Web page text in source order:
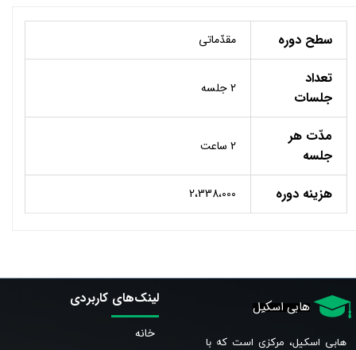
سطح دوره مقدّماتی
تعداد
جلسات
2 جلسه
مدّت هر
جلسه
2 ساعت
هزینه دوره 2،338،000
هابی اسکیل
هابی اسکیل، مرکزی است که با
لینک‌های کاربردی
خانه